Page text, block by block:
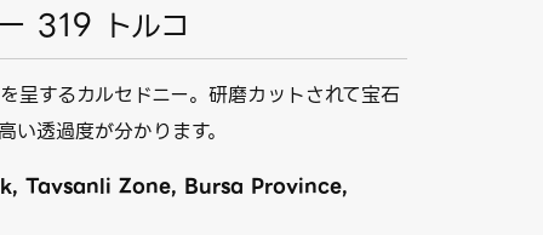
319 トルコ
呈するカルセドニー。研磨カットされて宝石
透過度が分かります。
Tavsanli Zone, Bursa Province,